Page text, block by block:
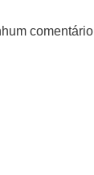
comentário